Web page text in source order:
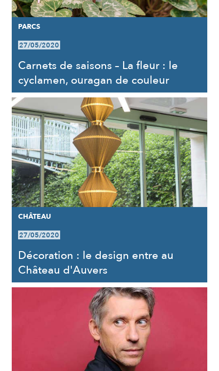
PARCS
27/05/2020
Carnets de saisons – La fleur : le
cyclamen, ouragan de couleur
CHÂTEAU
27/05/2020
Décoration : le design entre au
Château d'Auvers